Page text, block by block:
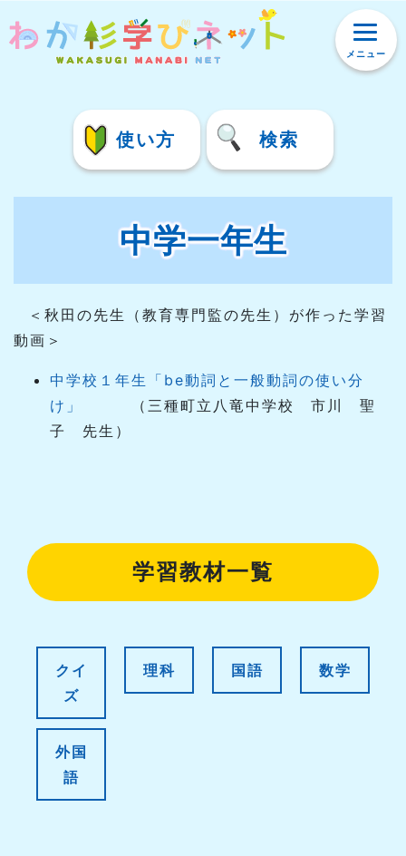
使い方 検索
メニュー
中学一年生
＜秋田の先生（教育専門監の先生）が作った学習
動画＞
中学校１年生「be動詞と一般動詞の使い分
け」
（三種町立八竜中学校 市川 聖
子 先生）
学習教材一覧
クイ
ズ
理科 国語 数学
外国
語